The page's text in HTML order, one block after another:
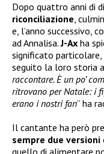
Dopo quattro anni di
riconciliazione,
e, l’anno successivo,
ad Annalisa.J-Ax ha
significato
seguito la loro storia
raccontare. È un po’
ritrovano per Natale: i
erano i nostri fan” ha
Il cantante ha però
sempre due versioni